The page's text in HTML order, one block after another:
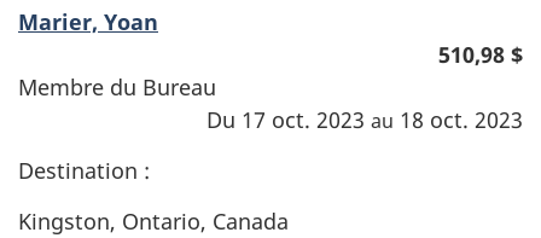
Marier, Yoan
510,98 $
Membre du Bureau
Du 17 oct. 2023 au 18 oct. 2023
Destination :
Kingston, Ontario, Canada